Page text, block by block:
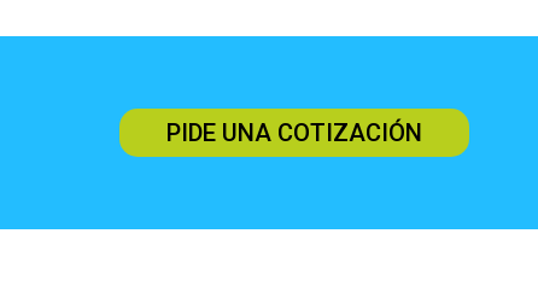
PIDE UNA COTIZACIÓN